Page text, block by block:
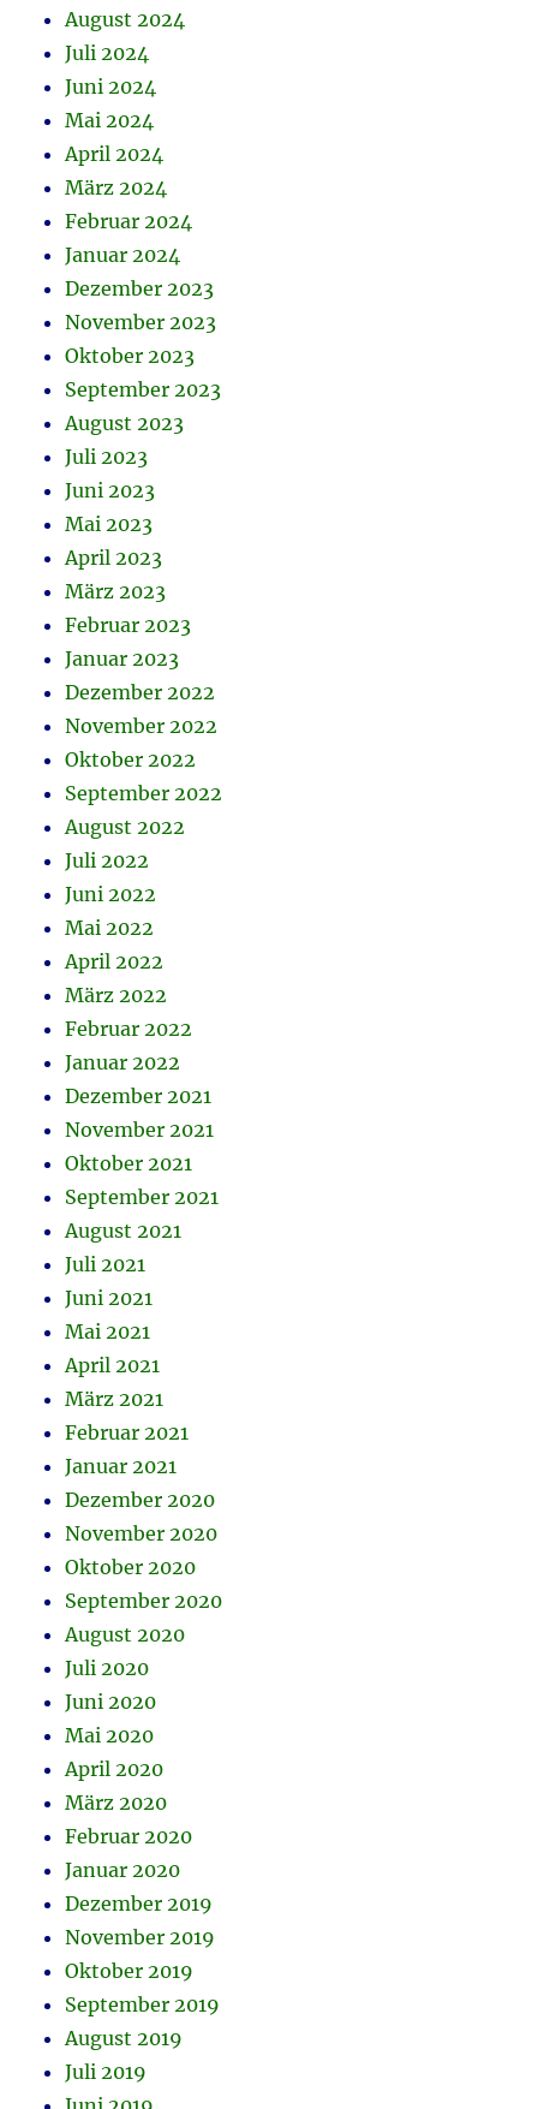
August 2024
Juli 2024
Juni 2024
Mai 2024
April 2024
März 2024
Februar 2024
Januar 2024
Dezember 2023
November 2023
Oktober 2023
September 2023
August 2023
Juli 2023
Juni 2023
Mai 2023
April 2023
März 2023
Februar 2023
Januar 2023
Dezember 2022
November 2022
Oktober 2022
September 2022
August 2022
Juli 2022
Juni 2022
Mai 2022
April 2022
März 2022
Februar 2022
Januar 2022
Dezember 2021
November 2021
Oktober 2021
September 2021
August 2021
Juli 2021
Juni 2021
Mai 2021
April 2021
März 2021
Februar 2021
Januar 2021
Dezember 2020
November 2020
Oktober 2020
September 2020
August 2020
Juli 2020
Juni 2020
Mai 2020
April 2020
März 2020
Februar 2020
Januar 2020
Dezember 2019
November 2019
Oktober 2019
September 2019
August 2019
Juli 2019